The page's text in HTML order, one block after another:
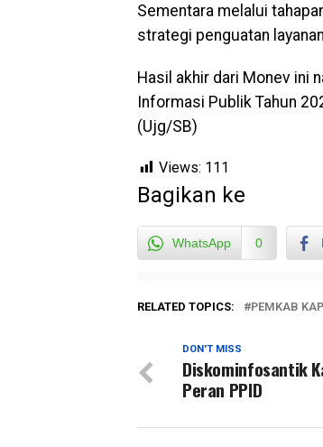
Sementara melalui
strategi penguatan
Hasil akhir dari Monev ini
Informasi Publik Tahun
(Ujg/SB)
Views: 111
Bagikan ke
WhatsApp 0
RELATED TOPICS: PEMKAB
DON'T MISS
Diskominfosantik
Peran PPID